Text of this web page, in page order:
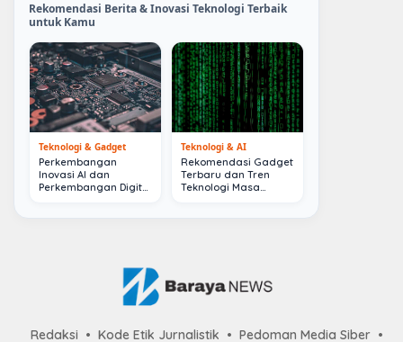
Rekomendasi Berita & Inovasi Teknologi Terbaik
untuk Kamu
Teknologi & Gadget
Perkembangan
Inovasi AI dan
Perkembangan Digital
Teknologi & AI
Rekomendasi Gadget
Terbaru dan Tren
Teknologi Masa
Redaksi Kode Etik Jurnalistik Pedoman Media Siber